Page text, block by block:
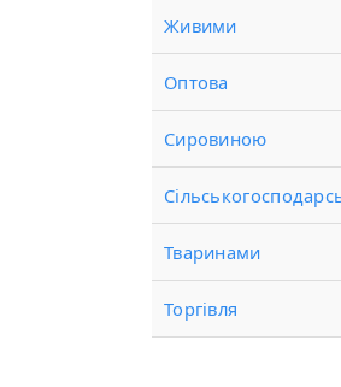
Живими
Оптова
Сировиною
Тваринами
Торгівля